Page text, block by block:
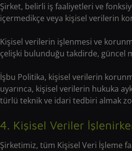
Şirket, belirli iş faaliyetleri ve
içermedikçe veya kişisel verilerin
Kişisel verilerin işlenmesi ve
çelişki bulunduğu takdirde, güncel
İşbu Politika, kişisel verilerin
uyarınca, kişisel verilerin hukuka
türlü teknik ve idari tedbiri almak
4. Kişisel Veriler
Şirketimiz, tüm Kişisel Veri İşleme